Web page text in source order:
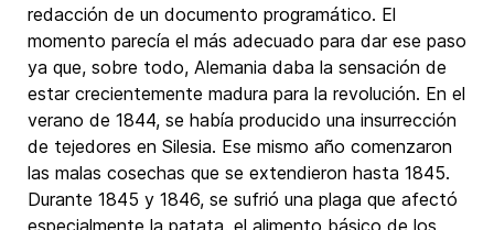
redacción de un documento programático. El
momento parecía el más adecuado para dar ese paso
ya que, sobre todo, Alemania daba la sensación de
estar crecientemente madura para la revolución. En el
verano de 1844, se había producido una insurrección
de tejedores en Silesia. Ese mismo año comenzaron
las malas cosechas que se extendieron hasta 1845.
Durante 1845 y 1846, se sufrió una plaga que afectó
especialmente la patata, el alimento básico de los